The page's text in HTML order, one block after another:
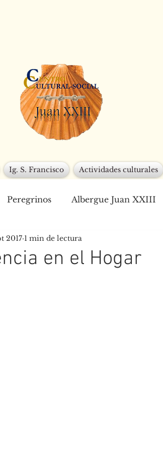
Ig. S. Francisco Actividades culturales
Peregrinos Albergue Juan XXIII
Libre Scouts Tau
en el Hogar
2017 1 min de lectura